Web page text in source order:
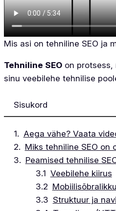
Mis asi on tehniline SEO ja
Tehniline SEO on
sinu veebilehe tehnilise
Sisukord
Aega vähe? Vaata
Miks tehniline SEO on
Peamised tehnilise
Veebilehe kiirus
Struktuur ja